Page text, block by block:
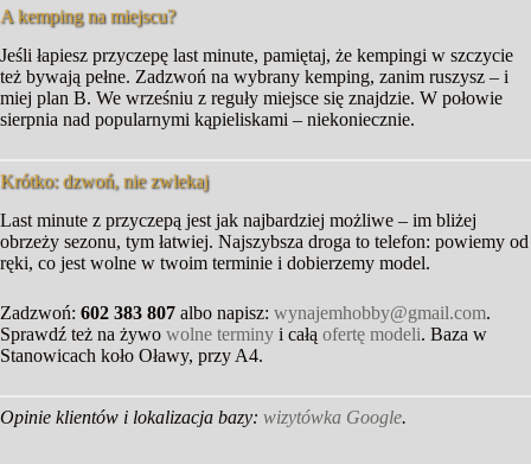
A kemping na miejscu?
Jeśli łapiesz przyczepę last minute, pamiętaj, że kempingi w szczycie
też bywają pełne. Zadzwoń na wybrany kemping, zanim ruszysz – i
miej plan B. We wrześniu z reguły miejsce się znajdzie. W połowie
sierpnia nad popularnymi kąpieliskami – niekoniecznie.
Krótko: dzwoń, nie zwlekaj
Last minute z przyczepą jest jak najbardziej możliwe – im bliżej
obrzeży sezonu, tym łatwiej. Najszybsza droga to telefon: powiemy od
ręki, co jest wolne w twoim terminie i dobierzemy model.
Zadzwoń: 602 383 807 albo napisz: wynajemhobby@gmail.com.
Sprawdź też na żywo wolne terminy i całą ofertę modeli. Baza w
Stanowicach koło Oławy, przy A4.
Opinie klientów i lokalizacja bazy: wizytówka Google.